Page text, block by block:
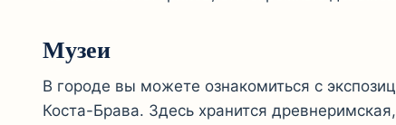
Музеи
В городе вы можете ознакомиться с
Коста-Брава. Здесь хранится